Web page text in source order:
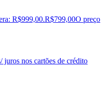
R$999,00.R$799,00O preço
juros nos cartões de crédito